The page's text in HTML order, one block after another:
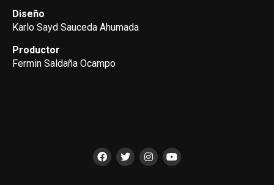
Diseño
Karlo Sayd Sauceda Ahumada
Productor
Fermin Saldaña Ocampo